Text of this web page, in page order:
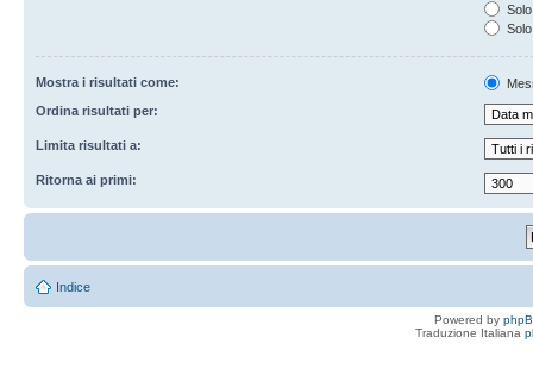
Mostra i risultati come:
Ordina risultati per:
Limita risultati a:
Ritorna ai primi:
Indice
Powered by
Traduzione Italiana